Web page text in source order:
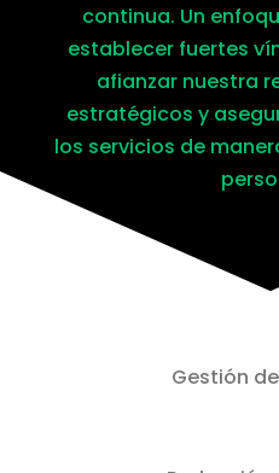
continua. Un
establecer fuertes
afianzar nuestra
estratégicos y
los servicios de
Gestión